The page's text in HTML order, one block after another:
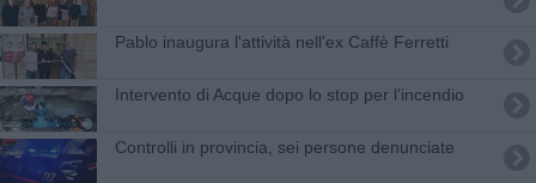
Pablo inaugura l'attività nell'ex Caffè Ferretti
Intervento di Acque dopo lo stop per l'incendio
Controlli in provincia, sei persone denunciate